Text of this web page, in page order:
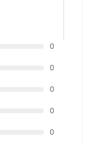
0
0
0
0
0